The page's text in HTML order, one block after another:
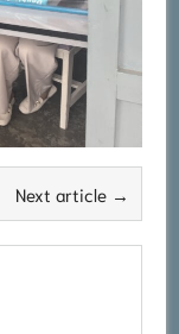
Next article →